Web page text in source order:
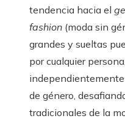
tendencia hacia el
fashion (moda sin
grandes y sueltas
por cualquier persona,
de género,
tradicionales de la